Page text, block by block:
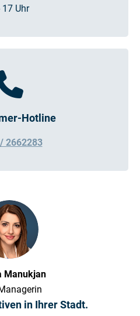
17 Uhr
Hotline
2662283
Manukjan
in Ihrer Stadt.